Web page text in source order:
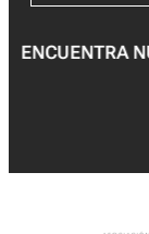
ENCUENTRA